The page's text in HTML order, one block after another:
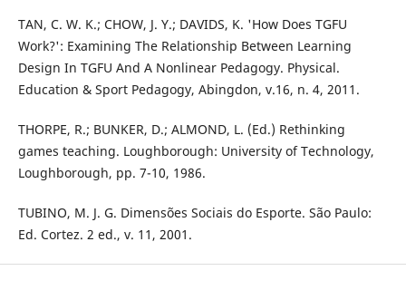
TAN, C. W. K.; CHOW, J. Y.; DAVIDS, K. 'How Does TGFU
Work?': Examining The Relationship Between Learning
Design In TGFU And A Nonlinear Pedagogy. Physical.
Education & Sport Pedagogy, Abingdon, v.16, n. 4, 2011.
THORPE, R.; BUNKER, D.; ALMOND, L. (Ed.) Rethinking
games teaching. Loughborough: University of Technology,
Loughborough, pp. 7-10, 1986.
TUBINO, M. J. G. Dimensões Sociais do Esporte. São Paulo:
Ed. Cortez. 2 ed., v. 11, 2001.